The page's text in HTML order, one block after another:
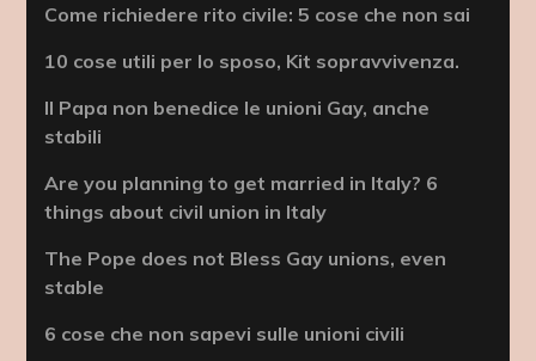
Come richiedere rito civile: 5 cose che non sai
10 cose utili per lo sposo, Kit sopravvivenza.
Il Papa non benedice le unioni Gay, anche
stabili
Are you planning to get married in Italy? 6
things about civil union in Italy
The Pope does not Bless Gay unions, even
stable
6 cose che non sapevi sulle unioni civili